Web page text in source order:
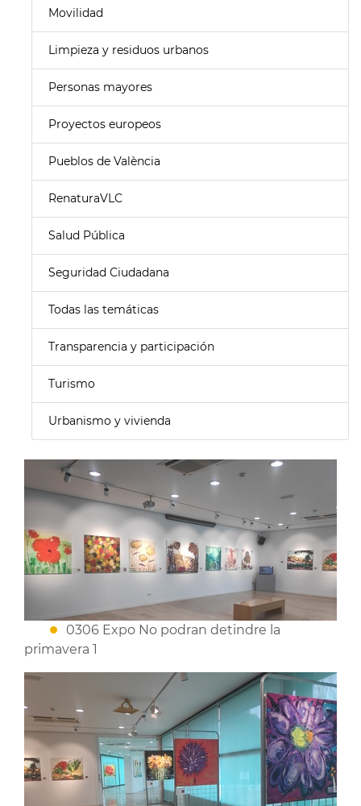
Movilidad
Limpieza y residuos urbanos
Personas mayores
Proyectos europeos
Pueblos de València
RenaturaVLC
Salud Pública
Seguridad Ciudadana
Todas las temáticas
Transparencia y participación
Turismo
Urbanismo y vivienda
0306 Expo No podran detindre la
primavera 1